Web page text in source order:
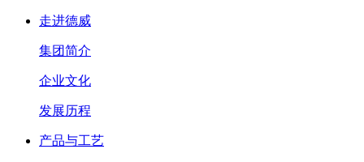
走进德威
集团简介
企业文化
发展历程
产品与工艺